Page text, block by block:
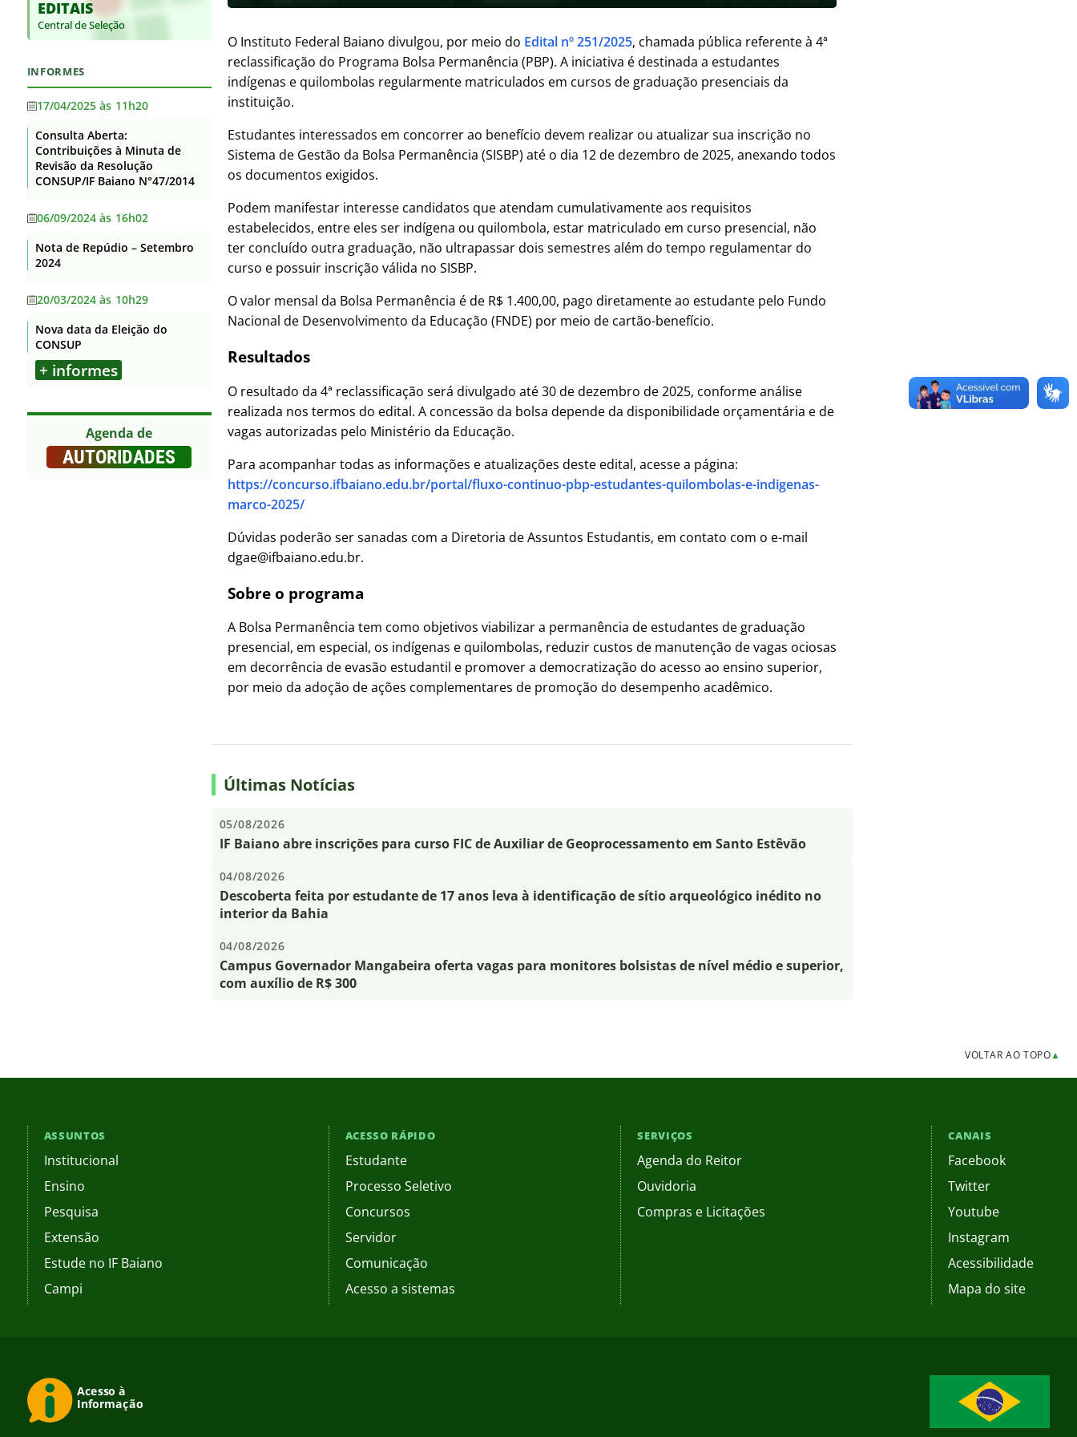
Supervisão
Itaberaba
Senhor do Bonfim
Serrinha
Teixeira de Freitas
Valença
Xique-Xique
Base jurídica da estrutura
organizacional e das
ocupantes
Telefones, endereços e e-mails
cargos
Agenda de Autoridades
Horário de atendimento
Currículos dos principais cargos
Revisão e Consolidação dos
Atos Normativos – Decreto
Auditorias
Convênios e Transferências
Receitas e Despesas
Fundação de Apoio
Informações Classificadas
Cidadão – SIC
Perguntas Frequentes
Lei Geral de Proteção de Dados
Flexibilização de Jornada de
Trabalho TAE
Outros
EDITAIS
Central de Seleção
INFORMES
17/04/2025 às 11h20
Consulta Aberta:
Contribuições à Minuta de
Revisão da Resolução
CONSUP/IF Baiano N°47/2014
06/09/2024 às 16h02
Nota de Repúdio – Setembro
2024
20/03/2024 às 10h29
Nova data da Eleição do
CONSUP
+ informes
Agenda de
AUTORIDADES
O Instituto Federal Baiano divulgou, por meio do Edital nº 251/2025, chamada pública referente à 4ª
reclassificação do Programa Bolsa Permanência (PBP). A iniciativa é destinada a estudantes
indígenas e quilombolas regularmente matriculados em cursos de graduação presenciais da
instituição.
Estudantes interessados em concorrer ao benefício devem realizar ou atualizar sua inscrição no
Sistema de Gestão da Bolsa Permanência (SISBP) até o dia 12 de dezembro de 2025, anexando todos
os documentos exigidos.
Podem manifestar interesse candidatos que atendam cumulativamente aos requisitos
estabelecidos, entre eles ser indígena ou quilombola, estar matriculado em curso presencial, não
ter concluído outra graduação, não ultrapassar dois semestres além do tempo regulamentar do
curso e possuir inscrição válida no SISBP.
O valor mensal da Bolsa Permanência é de R$ 1.400,00, pago diretamente ao estudante pelo Fundo
Nacional de Desenvolvimento da Educação (FNDE) por meio de cartão-benefício.
Resultados
O resultado da 4ª reclassificação será divulgado até 30 de dezembro de 2025, conforme análise
realizada nos termos do edital. A concessão da bolsa depende da disponibilidade orçamentária e de
vagas autorizadas pelo Ministério da Educação.
Para acompanhar todas as informações e atualizações deste edital, acesse a página:
https://concurso.ifbaiano.edu.br/portal/fluxo-continuo-pbp-estudantes-quilombolas-e-indigenas-
marco-2025/
Dúvidas poderão ser sanadas com a Diretoria de Assuntos Estudantis, em contato com o e-mail
dgae@ifbaiano.edu.br.
Sobre o programa
A Bolsa Permanência tem como objetivos viabilizar a permanência de estudantes de graduação
presencial, em especial, os indígenas e quilombolas, reduzir custos de manutenção de vagas ociosas
em decorrência de evasão estudantil e promover a democratização do acesso ao ensino superior,
por meio da adoção de ações complementares de promoção do desempenho acadêmico.
Últimas Notícias
05/08/2026
IF Baiano abre inscrições para curso FIC de Auxiliar de Geoprocessamento em Santo Estêvão
04/08/2026
Descoberta feita por estudante de 17 anos leva à identificação de sítio arqueológico inédito no
interior da Bahia
04/08/2026
Campus Governador Mangabeira oferta vagas para monitores bolsistas de nível médio e superior,
com auxílio de R$ 300
VOLTAR AO TOPO▲
ASSUNTOS
Institucional
Ensino
Pesquisa
Extensão
Estude no IF Baiano
Campi
ACESSO RÁPIDO
Estudante
Processo Seletivo
Concursos
Servidor
Comunicação
Acesso a sistemas
SERVIÇOS
Agenda do Reitor
Ouvidoria
Compras e Licitações
CANAIS
Facebook
Twitter
Youtube
Instagram
Acessibilidade
Mapa do site